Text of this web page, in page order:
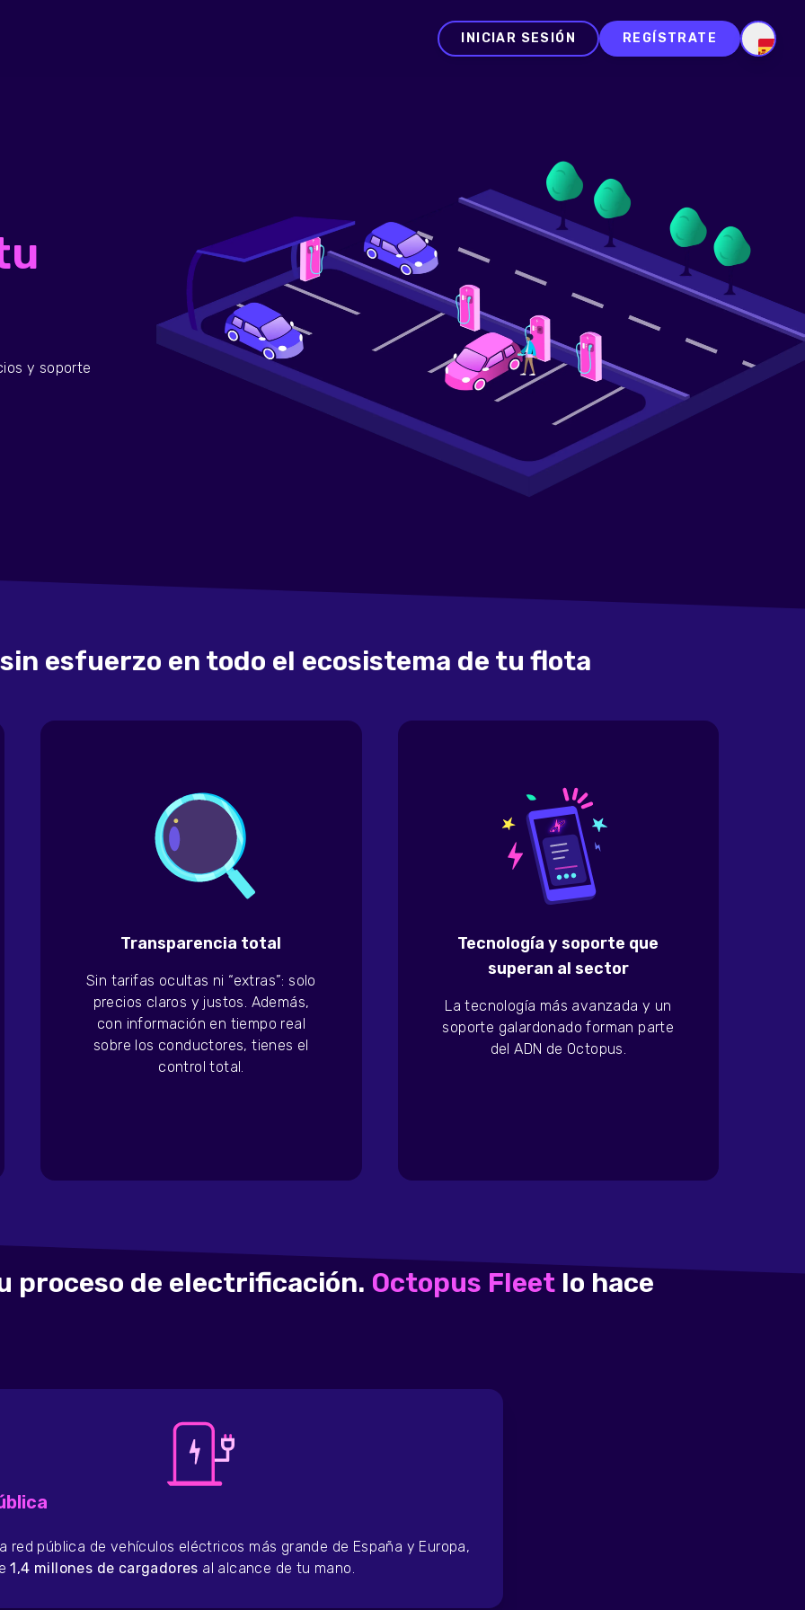
INICIAR SESIÓN REGÍSTRATE
ES
y soporte
esfuerzo en todo el ecosistema de tu flota
Transparencia total
Sin tarifas ocultas ni “extras”: solo
precios claros y justos. Además,
con información en tiempo real
sobre los conductores, tienes el
control total.
Tecnología y soporte que
superan al sector
La tecnología más avanzada y un
soporte galardonado forman parte
del ADN de Octopus.
proceso de electrificación. Octopus Fleet lo hace
red pública de vehículos eléctricos más grande de España y Europa,
1,4 millones de cargadores al alcance de tu mano.